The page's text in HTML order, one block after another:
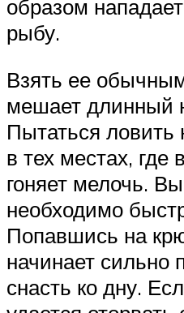
образом
рыбу.
Взять ее
мешает длинный
Пытаться
в тех местах, где
гоняет мелочь.
необходимо
Попавшись на
начинает сильно
снасть ко дну.